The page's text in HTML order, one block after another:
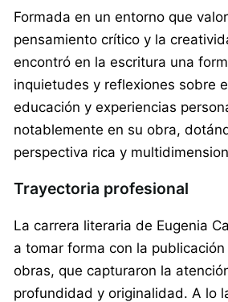
Formada en un entorno que
pensamiento crítico y la
encontró en la escritura una
inquietudes y reflexiones sobre
educación y experiencias
notablemente en su obra,
perspectiva rica y
Trayectoria profesional
La carrera literaria de Eugenia
a tomar forma con la
obras, que capturaron la
profundidad y originalidad. A lo